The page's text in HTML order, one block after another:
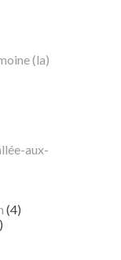
(la)
aux-
(4)